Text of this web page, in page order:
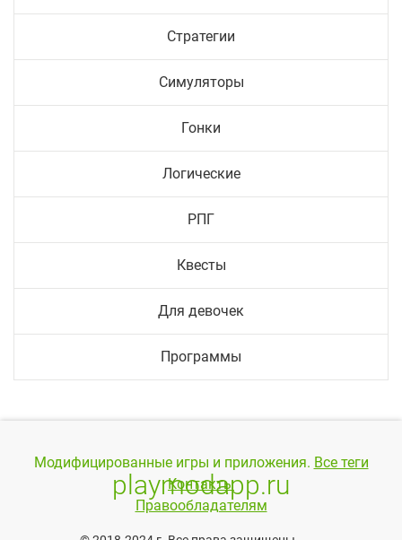
Стратегии
Симуляторы
Гонки
Логические
РПГ
Квесты
Для девочек
Программы
playmodapp.ru
Модифицированные игры и приложения. Все теги
Контакты
Правообладателям